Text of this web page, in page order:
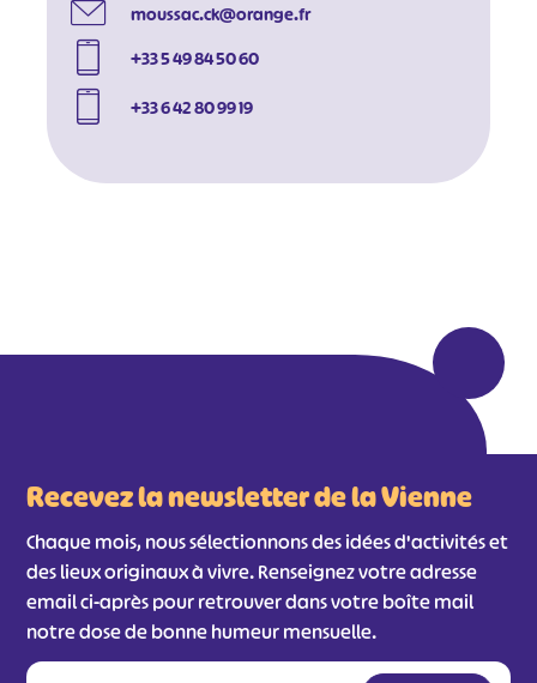
moussac.ck@orange.fr
+33 5 49 84 50 60
+33 6 42 80 99 19
Recevez la newsletter de la Vienne
Chaque mois, nous sélectionnons des idées d'activités et
des lieux originaux à vivre. Renseignez votre adresse
email ci-après pour retrouver dans votre boîte mail
notre dose de bonne humeur mensuelle.